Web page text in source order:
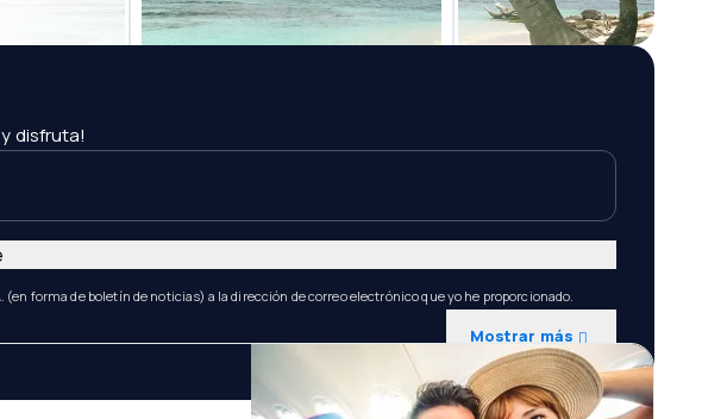
disfruta!
forma de boletín de noticias) a la dirección de correo electrónico que yo he proporcionado.
Mostrar más